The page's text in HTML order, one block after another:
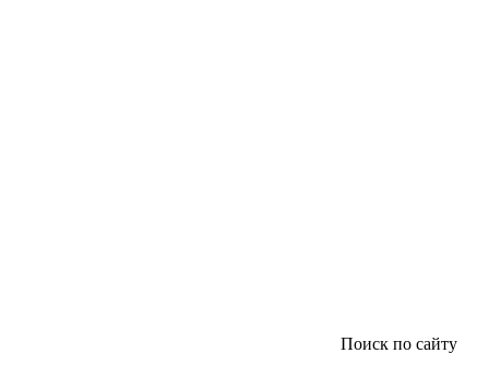
Поиск по сайту